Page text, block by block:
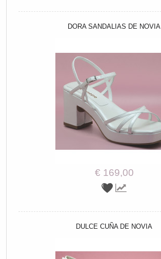
DORA SANDALIAS DE NOVIA
€ 169,00
DULCE CUÑA DE NOVIA